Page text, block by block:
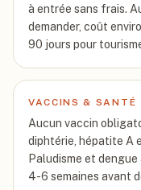
à entrée sans frais.
demander, coût
90 jours pour
VACCINS & SANTÉ
Aucun vaccin
diphtérie, hépatite A
Paludisme et
4-6 semaines avant